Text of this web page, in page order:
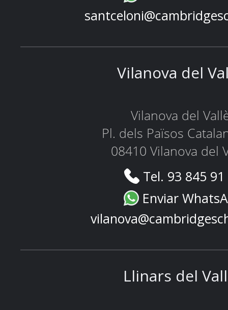
Vilanova del
Vilanova del
Pl. dels Països
08410 Vilanova del
Tel. 93 845
Enviar
Llinars del